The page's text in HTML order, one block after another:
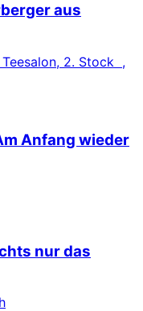
aus
2. Stock ,
Anfang wieder
nur das